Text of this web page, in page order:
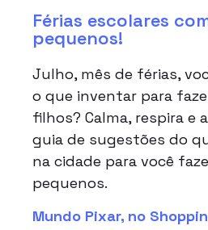
Férias escolares
pequenos!
Julho, mês de férias,
o que inventar para
filhos? Calma, respira e
guia de sugestões do
na cidade para você
pequenos.
Mundo Pixar, no